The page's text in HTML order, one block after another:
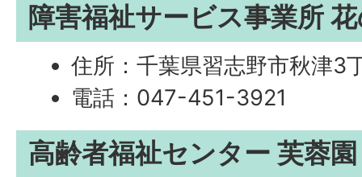
障害福祉サービス事業所
住所：千葉県習志野市秋津3
電話：047-451-3921
高齢者福祉センター 芙蓉園